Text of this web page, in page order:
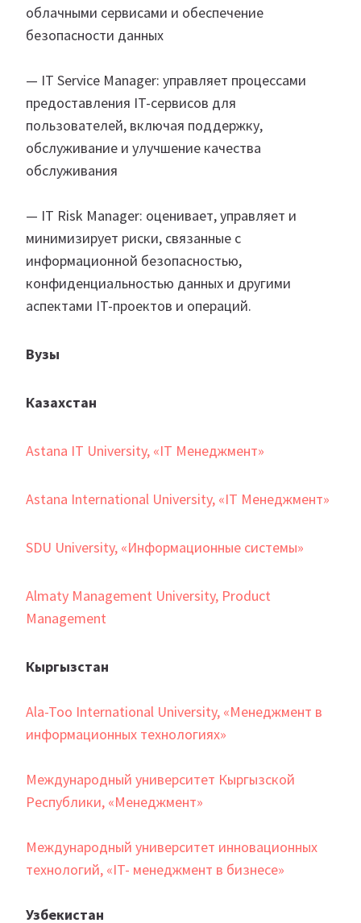
облачными сервисами и обеспечение
безопасности данных
— IT Service Manager: управляет процессами
предоставления IT-сервисов для
пользователей, включая поддержку,
обслуживание и улучшение качества
обслуживания
— IT Risk Manager: оценивает, управляет и
минимизирует риски, связанные с
информационной безопасностью,
конфиденциальностью данных и другими
аспектами IT-проектов и операций.
Вузы
Казахстан
Astana IT University, «IT Менеджмент»
Astana International University, «IT Менеджмент»
SDU University, «Информационные системы»
Almaty Management University, Product
Management
Кыргызстан
Ala-Too International University, «Менеджмент в
информационных технологиях»
Международный университет Кыргызской
Республики, «Менеджмент»
Международный университет инновационных
технологий, «IT- менеджмент в бизнесе»
Узбекистан